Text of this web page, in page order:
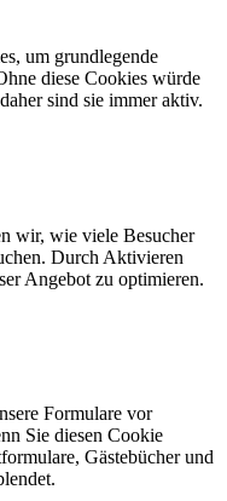
um grundlegende
diese Cookies würde
sind sie immer aktiv.
wir, wie viele Besucher
Durch Aktivieren
Angebot zu optimieren.
Formulare vor
Sie diesen Cookie
Gästebücher und